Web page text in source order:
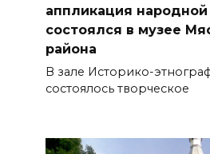
аппликация
состоялся в музее
района
В зале Историко-
состоялось творческое